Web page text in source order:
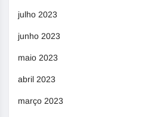
julho 2023
junho 2023
maio 2023
abril 2023
março 2023